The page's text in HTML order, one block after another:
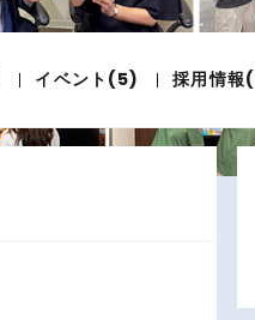
イベント(5) 採用情報